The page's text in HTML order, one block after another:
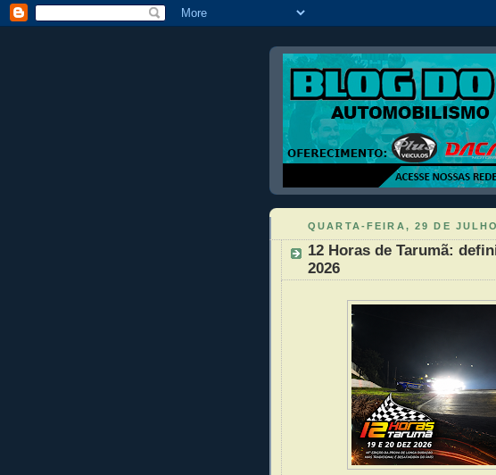
QUARTA-FEIRA, 29 DE
12 Horas de Tarumã:
2026